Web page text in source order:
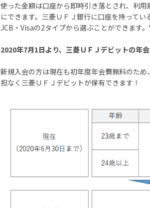
使った金額は口座から即時引き落とされ、利
にできます。三菱ＵＦＪ銀行に口座を持ってい
JCB・Visaの2タイプから選ぶことができます
2020年7月1日より、三菱ＵＦＪデビットの年会
新規入会の方は現在も初年度年会費無料のた
担なく三菱ＵＦＪデビットが保有できます！